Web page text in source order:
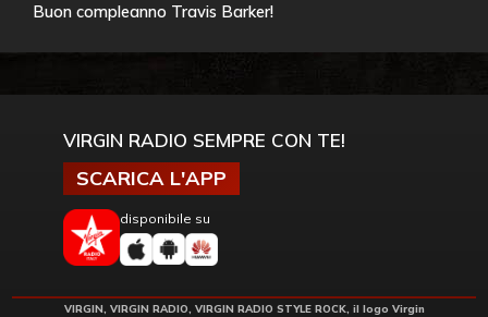
Buon compleanno Travis Barker!
VIRGIN RADIO SEMPRE CON TE!
SCARICA L'APP
disponibile su
VIRGIN, VIRGIN RADIO, VIRGIN RADIO STYLE ROCK, il logo Virgin